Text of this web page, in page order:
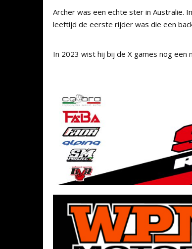
Archer was een echte ster in Australie.
leeftijd de eerste rijder was die een
In 2023 wist hij bij de X games nog een